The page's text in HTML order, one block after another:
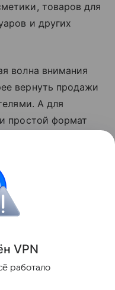
товаров для
и других
волна внимания
вернуть продажи
А для
простой формат
и поддержать
VPN
работало